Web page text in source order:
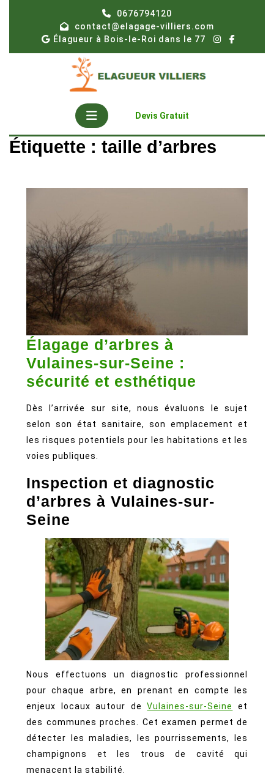
0676794120
contact@elagage-villiers.com
Élagueur à Bois-le-Roi dans le 77
Open
Button
Devis Gratuit
Étiquette : taille d’arbres
Élagage d’arbres à
Vulaines-sur-Seine :
sécurité et esthétique
Vulaines-
:
sécurité
Dès l’arrivée sur site, nous évaluons le sujet
selon son état sanitaire, son emplacement et
les risques potentiels pour les habitations et les
voies publiques.
Inspection et diagnostic
d’arbres à Vulaines-sur-
Seine
Nous effectuons un diagnostic professionnel
pour chaque arbre, en prenant en compte les
enjeux locaux autour deVulaines-sur-Seine
et
des communes proches. Cet examen permet de
détecter les maladies, les pourrissements, les
champignons et les trous de cavité qui
menacent la stabilité.